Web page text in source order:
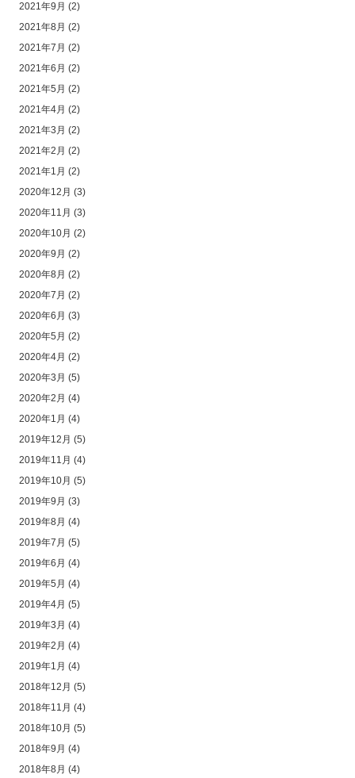
2021年9月 (2)
2021年8月 (2)
2021年7月 (2)
2021年6月 (2)
2021年5月 (2)
2021年4月 (2)
2021年3月 (2)
2021年2月 (2)
2021年1月 (2)
2020年12月 (3)
2020年11月 (3)
2020年10月 (2)
2020年9月 (2)
2020年8月 (2)
2020年7月 (2)
2020年6月 (3)
2020年5月 (2)
2020年4月 (2)
2020年3月 (5)
2020年2月 (4)
2020年1月 (4)
2019年12月 (5)
2019年11月 (4)
2019年10月 (5)
2019年9月 (3)
2019年8月 (4)
2019年7月 (5)
2019年6月 (4)
2019年5月 (4)
2019年4月 (5)
2019年3月 (4)
2019年2月 (4)
2019年1月 (4)
2018年12月 (5)
2018年11月 (4)
2018年10月 (5)
2018年9月 (4)
2018年8月 (4)